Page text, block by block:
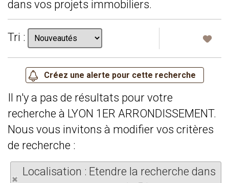
dans vos projets immobiliers.
Tri :
Il n'y a pas de résultats pour votre
recherche à LYON 1ER ARRONDISSEMENT.
Nous vous invitons à modifier vos critères
de recherche :
Localisation : Etendre la recherche dans